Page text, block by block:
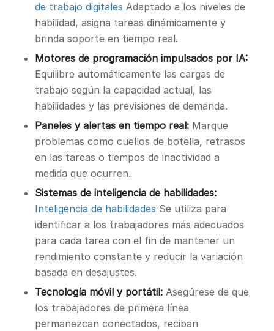
de trabajo digitales Adaptado a los niveles de
habilidad, asigna tareas dinámicamente y
brinda soporte en tiempo real.
Motores de programación impulsados por IA:
Equilibre automáticamente las cargas de
trabajo según la capacidad actual, las
habilidades y las previsiones de demanda.
Paneles y alertas en tiempo real:Marque
problemas como cuellos de botella, retrasos
en las tareas o tiempos de inactividad a
medida que ocurren.
Sistemas de inteligencia de habilidades:
Inteligencia de habilidades Se utiliza para
identificar a los trabajadores más adecuados
para cada tarea con el fin de mantener un
rendimiento constante y reducir la variación
basada en desajustes.
Tecnología móvil y portátil:Asegúrese de que
los trabajadores de primera línea
permanezcan conectados, reciban